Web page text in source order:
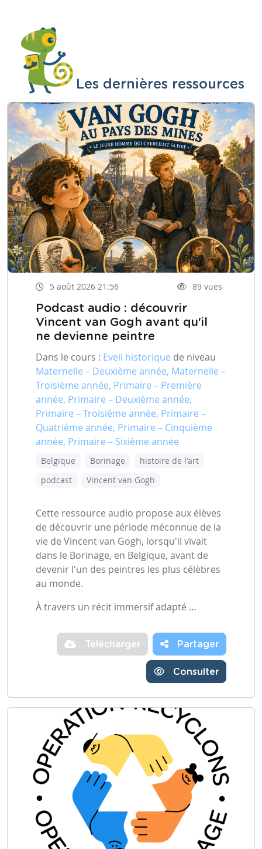
Les dernières ressources
5 août 2026 21:56 89 vues
Podcast audio : découvrir
Vincent van Gogh avant qu'il
ne devienne peintre
Dans le cours : Eveil historique de niveau
Maternelle – Deuxième année, Maternelle –
Troisième année, Primaire – Première
année, Primaire – Deuxième année,
Primaire – Troisième année, Primaire –
Quatrième année, Primaire – Cinquième
année, Primaire – Sixième année
Belgique Borinage
histoire de l'art
podcast
Vincent van Gogh
Cette ressource audio propose aux élèves
de découvrir une période méconnue de la
vie de Vincent van Gogh, lorsqu'il vivait
dans le Borinage, en Belgique, avant de
devenir l'un des peintres les plus célèbres
au monde.
À travers un récit immersif adapté …
Télécharger Partager
Consulter